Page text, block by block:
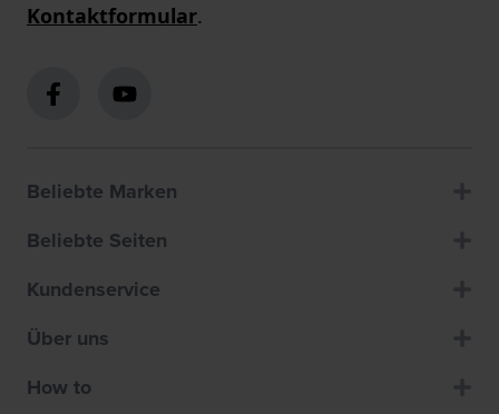
Kontaktformular.
Beliebte Marken
Beliebte Seiten
Kundenservice
Über uns
How to